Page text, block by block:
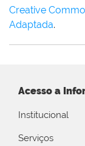
Creative
Adaptada.
Acesso a
Institucional
Serviços